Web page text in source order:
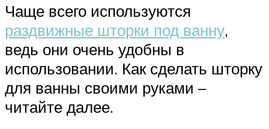
Чаще всего используются
раздвижные шторки под ванну,
ведь они очень удобны в
использовании. Как сделать шторку
для ванны своими руками –
читайте далее.